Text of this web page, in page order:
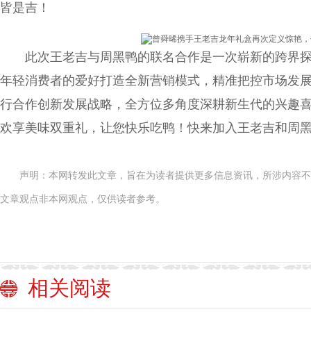
皆是吉！
此次王老吉与周黑鸭的联名合作是一次崭新的跨界
年轻消费者的爱好打造全新营销模式，精准把控市场发
行合作创新发展战略，全方位多角度深耕新生代的兴趣
欢享美味双重礼，让您快乐吃鸭！快来加入王老吉和周
声明：本网转发此文章，旨在为读者提供更多信息资讯，所涉内容
文章观点非本网观点，仅供读者参考。
相关阅读